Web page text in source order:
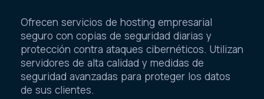
Ofrecen servicios de hosting empresarial
seguro con copias de seguridad diarias y
protección contra ataques cibernéticos. Utilizan
servidores de alta calidad y medidas de
seguridad avanzadas para proteger los datos
de sus clientes.